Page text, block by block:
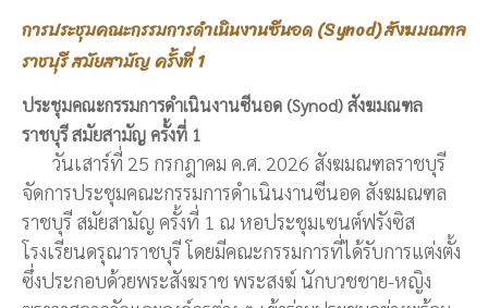
การประชุมคณะกรรมการดำเนินงานซีนอด (Synod) สังฆมณฑล
ราชบุรี สมัยสามัญ ครั้งที่ 1
ประชุมคณะกรรมการดำเนินงานซีนอด (Synod) สังฆมณฑล
ราชบุรี สมัยสามัญ ครั้งที่ 1
วันเสาร์ที่ 25 กรกฎาคม ค.ศ. 2026 สังฆมณฑลราชบุรี
จัดการประชุมคณะกรรมการดำเนินงานซีนอด สังฆมณฑล
ราชบุรี สมัยสามัญ ครั้งที่ 1 ณ หอประชุมเซนต์ฟรังซิส
โรงเรียนดรุณาราชบุรี โดยมีคณะกรรมการที่ได้รับการแต่งตั้ง
ซึ่งประกอบด้วยพระสังฆราช พระสงฆ์ นักบวชชาย-หญิง